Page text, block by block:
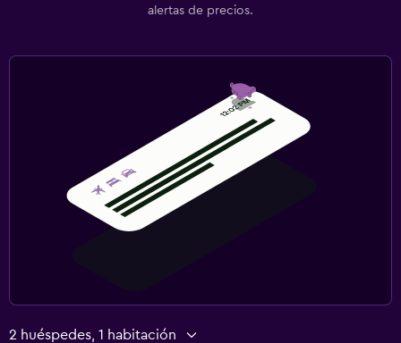
alertas de precios.
2 huéspedes, 1 habitación